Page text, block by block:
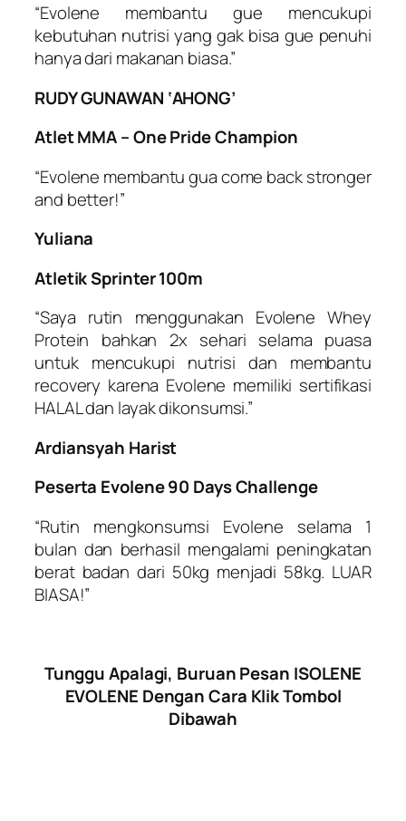
“Evolene membantu gue mencukupi
kebutuhan nutrisi yang gak bisa gue penuhi
hanya dari makanan biasa.”
RUDY GUNAWAN ‘AHONG’
Atlet MMA – One Pride Champion
“Evolene membantu gua come back stronger
and better!”
Yuliana
Atletik Sprinter 100m
“Saya rutin menggunakan Evolene Whey
Protein bahkan 2x sehari selama puasa
untuk mencukupi nutrisi dan membantu
recovery karena Evolene memiliki sertifikasi
HALAL dan layak dikonsumsi.”
Ardiansyah Harist
Peserta Evolene 90 Days Challenge
“Rutin mengkonsumsi Evolene selama 1
bulan dan berhasil mengalami peningkatan
berat badan dari 50kg menjadi 58kg. LUAR
BIASA!”
Tunggu Apalagi, Buruan Pesan ISOLENE
EVOLENE Dengan Cara Klik Tombol
Dibawah